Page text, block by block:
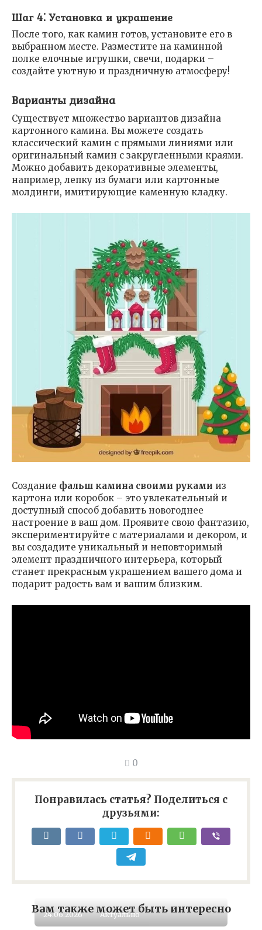
Шаг 4⁚ Установка и украшение
После того, как камин готов, установите его в
выбранном месте. Разместите на каминной
полке елочные игрушки, свечи, подарки –
создайте уютную и праздничную атмосферу!
Варианты дизайна
Существует множество вариантов дизайна
картонного камина. Вы можете создать
классический камин с прямыми линиями или
оригинальный камин с закругленными краями.
Можно добавить декоративные элементы,
например, лепку из бумаги или картонные
молдинги, имитирующие каменную кладку.
Создание фальш камина своими руками из
картона или коробок – это увлекательный и
доступный способ добавить новогоднее
настроение в ваш дом. Проявите свою фантазию,
экспериментируйте с материалами и декором, и
вы создадите уникальный и неповторимый
элемент праздничного интерьера, который
станет прекрасным украшением вашего дома и
подарит радость вам и вашим близким.
0
Понравилась статья? Поделиться с
друзьями:
Вам также может быть интересно
24.06.2026 Актуально